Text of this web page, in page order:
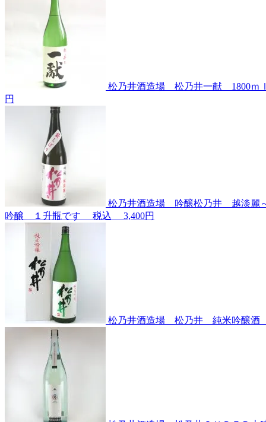
松乃井酒造場 松乃井一献 1800
円
松乃井酒造場 吟醸松乃井 越淡麗
吟醸 １升瓶です
税込 3,400円
松乃井酒造場 松乃井 純米吟醸